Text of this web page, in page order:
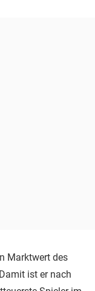
Marktwert des
ist er nach